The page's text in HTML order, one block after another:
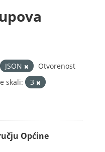
JSON
Otvorenost
skali:
3
Općine